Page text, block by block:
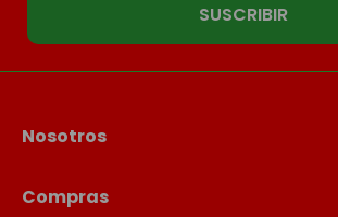
SUSCRIBIR
Nosotros
Compras